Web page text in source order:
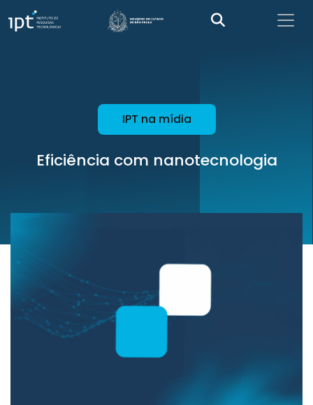
IPT na mídia
Eficiência com nanotecnologia